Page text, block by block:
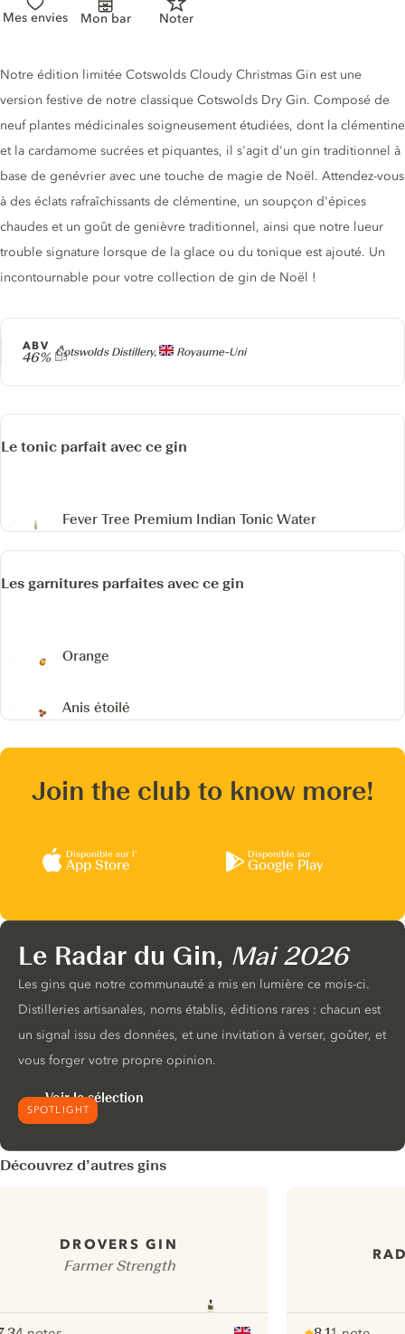
Mes envies Mon bar Noter
Producteur
Cotswolds Distillery, Royaume-Uni
ABV
46%
Description du gin
Notre édition limitée Cotswolds Cloudy Christmas Gin est une
version festive de notre classique Cotswolds Dry Gin. Composé de
neuf plantes médicinales soigneusement étudiées, dont la clémentine
et la cardamome sucrées et piquantes, il s'agit d'un gin traditionnel à
base de genévrier avec une touche de magie de Noël. Attendez-vous
à des éclats rafraîchissants de clémentine, un soupçon d'épices
chaudes et un goût de genièvre traditionnel, ainsi que notre lueur
trouble signature lorsque de la glace ou du tonique est ajouté. Un
incontournable pour votre collection de gin de Noël !
Le tonic parfait avec ce gin
Fever Tree Premium Indian Tonic Water
Les garnitures parfaites avec ce gin
Orange
Anis étoilé
Join the club to know more!
Disponible sur l’
App Store
Disponible sur
Google Play
SPOTLIGHT
Le Radar du Gin, Mai 2026
Les gins que notre communauté a mis en lumière ce mois-ci.
Distilleries artisanales, noms établis, éditions rares : chacun est
un signal issu des données, et une invitation à verser, goûter, et
vous forger votre propre opinion.
Voir la sélection
Découvrez d’autres gins
DROVERS GIN
Farmer Strength